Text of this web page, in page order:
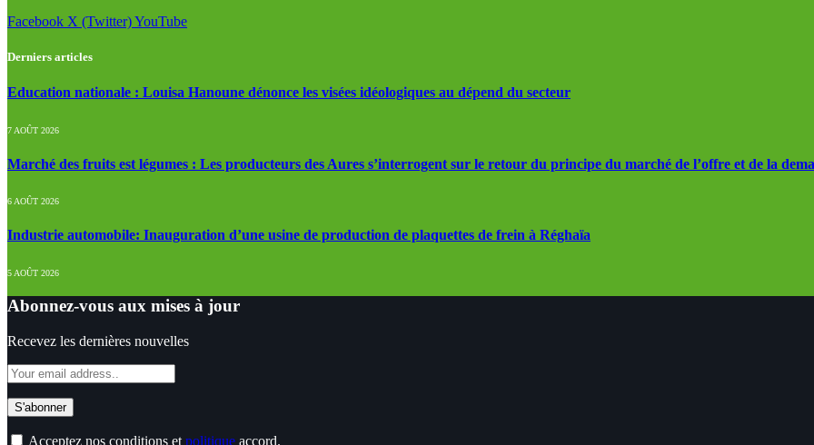
Facebook X (Twitter)YouTube
Derniers articles
Education nationale : Louisa Hanoune dénonce les visées idéologiques au dépend du secteur
7 AOÛT 2026
Marché des fruits est légumes : Les producteurs des Aures s’interrogent sur le retour du principe du marché de l’offre et de la
6 AOÛT 2026
Industrie automobile: Inauguration d’une usine de production de plaquettes de frein à Réghaïa
5 AOÛT 2026
Abonnez-vous aux mises à jour
Recevez les dernières nouvelles
Acceptez nos conditions et politique accord.